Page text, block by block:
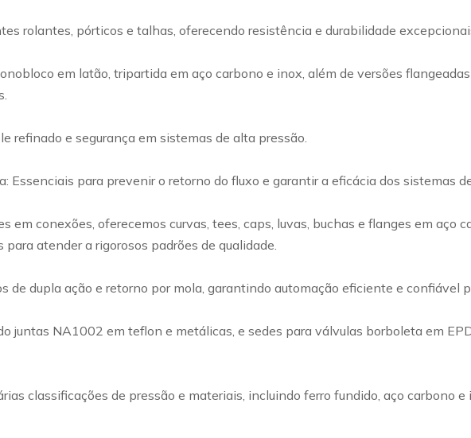
rolantes, pórticos e talhas, oferecendo resistência e durabilidade
em latão, tripartida em aço carbono e inox, além de versões
refinado e segurança em sistemas de alta pressão.
Essenciais para prevenir o retorno do fluxo e garantir a eficácia dos sistemas
em conexões, oferecemos curvas, tees, caps, luvas, buchas e flanges em aço
atender a rigorosos padrões de qualidade.
de dupla ação e retorno por mola, garantindo automação eficiente e confiável
juntas NA1002 em teflon e metálicas, e sedes para válvulas borboleta em
classificações de pressão e materiais, incluindo ferro fundido, aço carbono